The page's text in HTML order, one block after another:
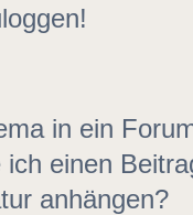
in ein
einen
anhängen?